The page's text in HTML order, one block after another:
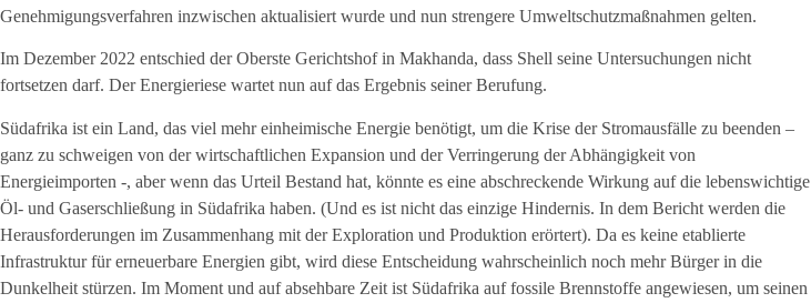
Genehmigungsverfahren inzwischen aktualisiert wurde und nun strengere Umweltschutzmaßnahmen gelten.
Im Dezember 2022 entschied der Oberste Gerichtshof in Makhanda, dass Shell seine Untersuchungen nicht
fortsetzen darf. Der Energieriese wartet nun auf das Ergebnis seiner Berufung.
Südafrika ist ein Land, das viel mehr einheimische Energie benötigt, um die Krise der Stromausfälle zu beenden –
ganz zu schweigen von der wirtschaftlichen Expansion und der Verringerung der Abhängigkeit von
Energieimporten -, aber wenn das Urteil Bestand hat, könnte es eine abschreckende Wirkung auf die lebenswichtige
Öl- und Gaserschließung in Südafrika haben. (Und es ist nicht das einzige Hindernis. In dem Bericht werden die
Herausforderungen im Zusammenhang mit der Exploration und Produktion erörtert). Da es keine etablierte
Infrastruktur für erneuerbare Energien gibt, wird diese Entscheidung wahrscheinlich noch mehr Bürger in die
Dunkelheit stürzen. Im Moment und auf absehbare Zeit ist Südafrika auf fossile Brennstoffe angewiesen, um seinen